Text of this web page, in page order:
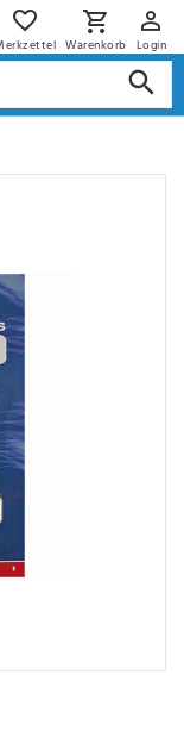
Warenkorb Login